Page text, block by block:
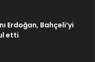
Erdoğan, Bahçeli’yi
etti